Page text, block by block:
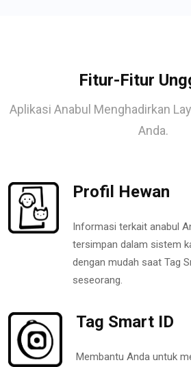
Fitur-Fitur
Aplikasi Anabul Menghadirkan
Anda.
Profil Hewan
Informasi terkait anabul
tersimpan dalam sistem
dengan mudah saat Tag
seseorang.
Tag Smart ID
Membantu Anda untuk